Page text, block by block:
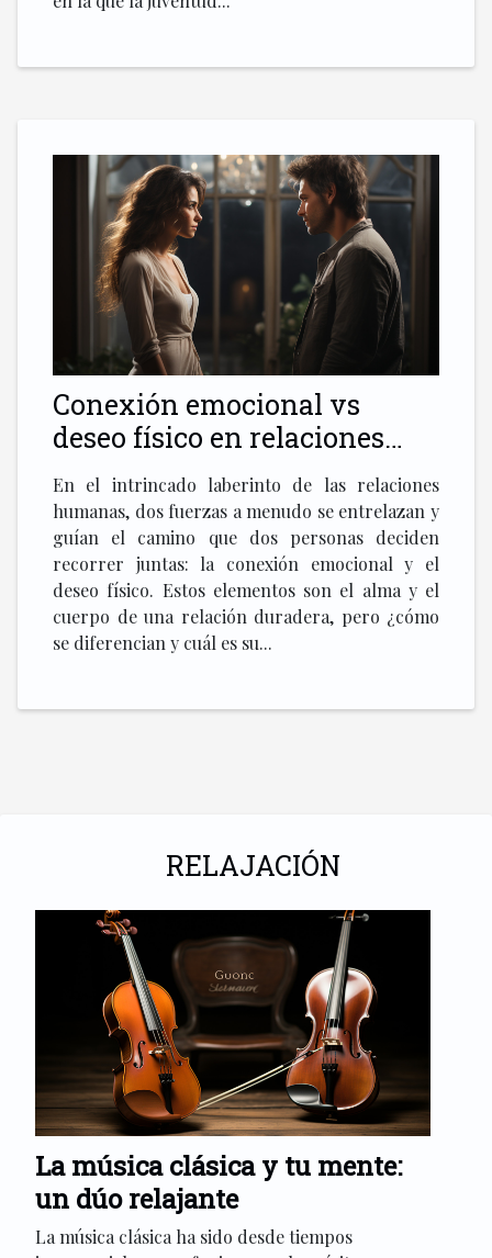
Conexión emocional vs
deseo físico en relaciones
duraderas
En el intrincado laberinto de las relaciones
humanas, dos fuerzas a menudo se entrelazan y
guían el camino que dos personas deciden
recorrer juntas: la conexión emocional y el
deseo físico. Estos elementos son el alma y el
cuerpo de una relación duradera, pero ¿cómo
se diferencian y cuál es su...
RELAJACIÓN
La música clásica y tu mente:
un dúo relajante
La música clásica ha sido desde tiempos